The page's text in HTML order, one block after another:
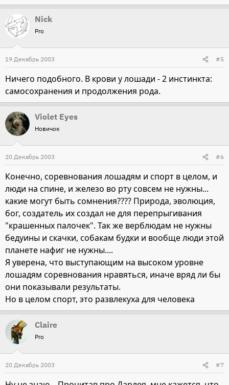
Nick
Pro
19 Декабрь 2003 #5
Ничего подобного. В крови у лошади - 2 инстинкта:
самосохранения и продолжения рода.
Violet Eyes
Новичок
20 Декабрь 2003 #6
Конечно, соревнования лошадям и спорт в целом, и
люди на спине, и железо во рту совсем не нужны...
какие могут быть сомнения???? Природа, эволюция,
бог, создатель их создал не для перепрыгивания
"крашенных палочек". Так же верблюдам не нужны
бедуины и скачки, собакам будки и вообще люди этой
планете нафиг не нужны....
Я уверена, что выступающим на высоком уровне
лошадям соревнования нравяться, иначе вряд ли бы
они показывали результаты.
Но в целом спорт, это развлекуха для человека
Claire
Pro
20 Декабрь 2003 #7